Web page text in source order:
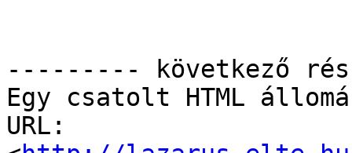
--------- következő
Egy csatolt HTML
URL: